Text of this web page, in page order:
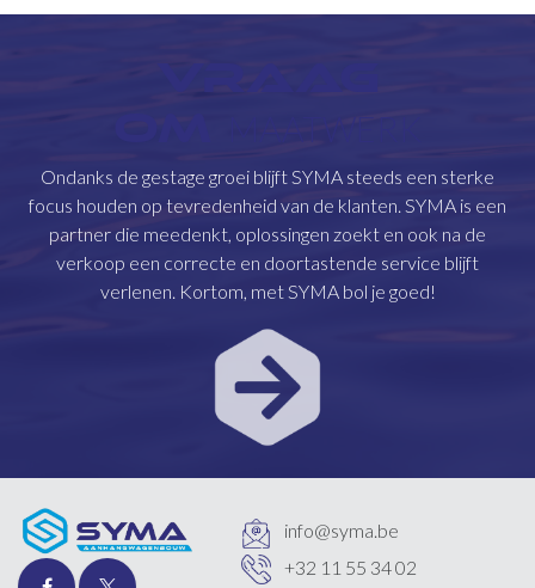
Ondanks de gestage groei blijft SYMA steeds een sterke
focus houden op tevredenheid van de klanten. SYMA is een
partner die meedenkt, oplossingen zoekt en ook na de
verkoop een correcte en doortastende service blijft
verlenen. Kortom, met SYMA bol je goed!
info@syma.be
+32 11 55 34 02